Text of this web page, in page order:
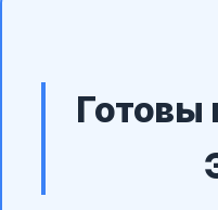
Готовы